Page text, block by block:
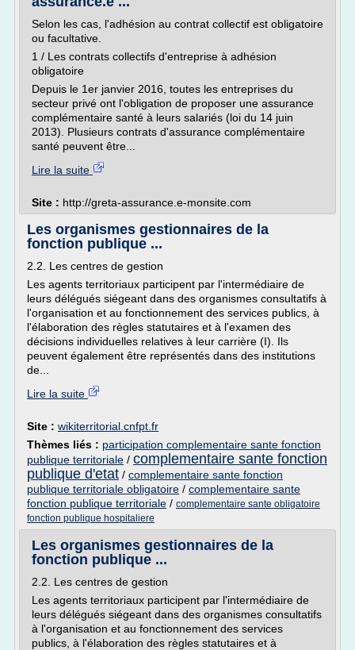
Selon les cas, l'adhésion au contrat collectif est obligatoire
ou facultative.
1 / Les contrats collectifs d'entreprise à adhésion
obligatoire
Depuis le 1er janvier 2016, toutes les entreprises du
secteur privé ont l'obligation de proposer une assurance
complémentaire santé à leurs salariés (loi du 14 juin
2013). Plusieurs contrats d'assurance complémentaire
santé peuvent être...
Lire la suite
Site : http://greta-assurance.e-monsite.com
Les organismes gestionnaires de la
fonction publique ...
2.2. Les centres de gestion
Les agents territoriaux participent par l'intermédiaire de
leurs délégués siégeant dans des organismes consultatifs à
l'organisation et au fonctionnement des services publics, à
l'élaboration des règles statutaires et à l'examen des
décisions individuelles relatives à leur carrière (I). Ils
peuvent également être représentés dans des institutions
de...
Lire la suite
Site : wikiterritorial.cnfpt.fr
Thèmes liés : participation complementaire sante fonction
publique territoriale / complementaire sante fonction
publique d'etat / complementaire sante fonction
publique territoriale obligatoire / complementaire sante
fonction publique territoriale / complementaire sante obligatoire
fonction publique hospitaliere
Les organismes gestionnaires de la
fonction publique ...
2.2. Les centres de gestion
Les agents territoriaux participent par l'intermédiaire de
leurs délégués siégeant dans des organismes consultatifs
à l'organisation et au fonctionnement des services
publics, à l'élaboration des règles statutaires et à